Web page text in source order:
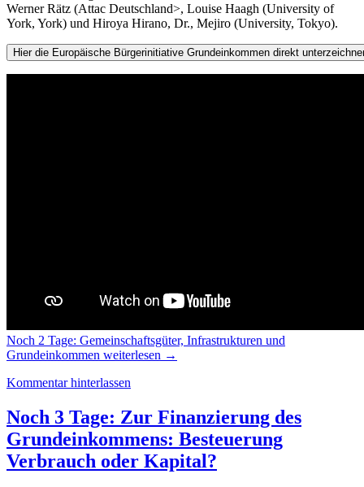
Werner Rätz (Attac Deutschland>, Louise Haagh (University of
York, York) und Hiroya Hirano, Dr., Mejiro (University, Tokyo).
Noch 2 Tage: Gemeinschaftsgüter, Infrastrukturen und
Grundeinkommen weiterlesen →
Kommentar hinterlassen
Noch 3 Tage: Zur Finanzierung des
Grundeinkommens: Besteuerung
Verbrauch oder Kapital?